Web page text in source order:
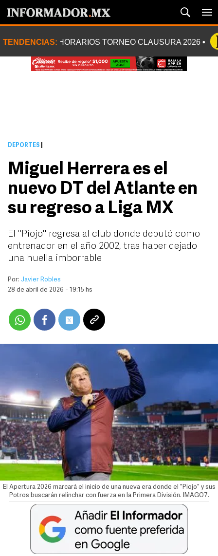
TENDENCIAS: HORARIOS TORNEO CLAUSURA 2026
DEPORTES
Miguel Herrera es el
nuevo DT del Atlante en
su regreso a Liga MX
El "Piojo" regresa al club donde debutó como
entrenador en el año 2002, tras haber dejado
una huella imborrable
Por: Javier Robles
28 de abril de 2026 - 19:15 hs
El Apertura 2026 marcará el inicio de una nueva era donde el "Piojo" y sus
Potros buscarán relinchar con fuerza en la Primera División. IMAGO7.